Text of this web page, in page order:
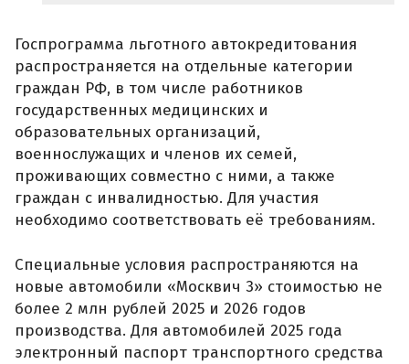
Госпрограмма льготного автокредитования
распространяется на отдельные категории
граждан РФ, в том числе работников
государственных медицинских и
образовательных организаций,
военнослужащих и членов их семей,
проживающих совместно с ними, а также
граждан с инвалидностью. Для участия
необходимо соответствовать её требованиям.
Специальные условия распространяются на
новые автомобили «Москвич 3» стоимостью не
более 2 млн рублей 2025 и 2026 годов
производства. Для автомобилей 2025 года
электронный паспорт транспортного средства